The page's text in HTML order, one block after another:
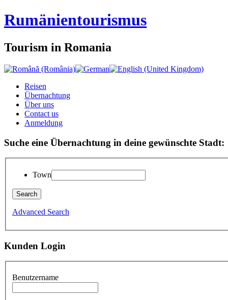
Rumänientourismus
Tourism in Romania
Reisen
Übernachtung
Über uns
Contact us
Anmeldung
Suche eine Übernachtung in deine gewünschte Stadt:
Town
Advanced Search
Kunden Login
Benutzername